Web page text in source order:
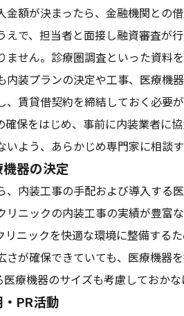
金額が決まったら、金融機関との
えで、担当者と面接し融資審査が
ません。診療圏調査といった資料
内装プランの決定や工事、医療機
、賃貸借契約を締結しておく必要
確保をはじめ、事前に内装業者に
いよう、あらかじめ専門家に相談
器の決定
、内装工事の手配および導入する
リニックの内装工事の実績が豊富
リニックを快適な環境に整備する
さが確保できていても、医療機器
医療機器のサイズも考慮しておか
PR活動